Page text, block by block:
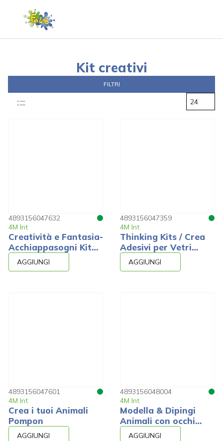
Kit creativi
FILTRI
24
4893156047632
4M Int
Creatività e Fantasia-
Acchiappasogni Kit
per Creare
AGGIUNGI
4893156047359
4M Int
Thinking Kits / Crea
Adesivi per Vetri
Unicorno
AGGIUNGI
4893156047601
4M Int
Crea i tuoi Animali
Pompon
AGGIUNGI
4893156048004
4M Int
Modella & Dipingi
Animali con occhi
mobili
AGGIUNGI